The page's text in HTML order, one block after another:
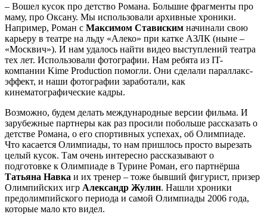
– Вошел кусок про детство Романа. Большие фрагменты про
маму, про Оксану. Мы использовали архивные хроники.
Например, Роман с Максимом Стависким начинали свою
карьеру в театре на льду «Алеко» при катке АЗЛК (ныне –
«Москвич»). И нам удалось найти видео выступлений театра
тех лет. Использовали фотографии. Нам ребята из IT-
компании Kime Production помогли. Они сделали параллакс-
эффект, и наши фотографии заработали, как
кинематографические кадры.
Возможно, будем делать международные версии фильма. И
зарубежные партнеры как раз просили побольше рассказать о
детстве Романа, о его спортивных успехах, об Олимпиаде.
Что касается Олимпиады, то нам пришлось просто вырезать
целый кусок. Там очень интересно рассказывают о
подготовке к Олимпиаде в Турине Роман, его партнёрша
Татьяна Навка и их тренер – тоже бывший фигурист, призер
Олимпийских игр Александр Жулин. Нашли хроники
предолимпийского периода и самой Олимпиады 2006 года,
которые мало кто видел.